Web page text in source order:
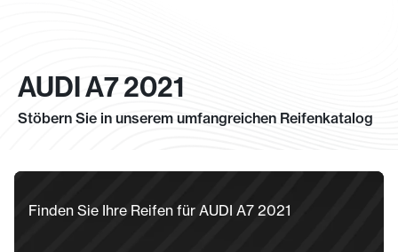
AUDI A7 2021
Stöbern Sie in unserem umfangreichen Reifenkatalog
Finden Sie Ihre Reifen für AUDI A7 2021